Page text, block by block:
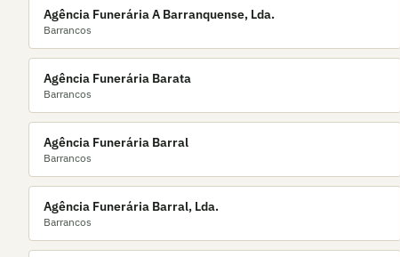
Agência Funerária A Barranquense, Lda.
Barrancos
Agência Funerária Barata
Barrancos
Agência Funerária Barral
Barrancos
Agência Funerária Barral, Lda.
Barrancos